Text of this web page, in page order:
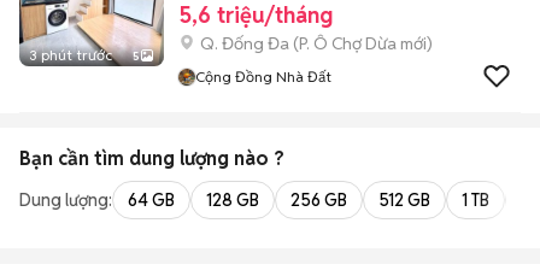
3 phút trước 5
5,6 triệu/tháng
Q. Đống Đa (P. Ô Chợ Dừa mới)
Cộng Đồng Nhà Đất
Bạn cần tìm dung lượng nào ?
Dung lượng: 64 GB 128 GB 256 GB 512 GB 1 TB